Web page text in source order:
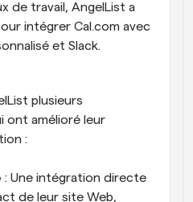
de travail, AngelList a
intégrer Cal.com avec
et Slack.
plusieurs
ont amélioré leur
:
: Une intégration directe
de leur site Web,